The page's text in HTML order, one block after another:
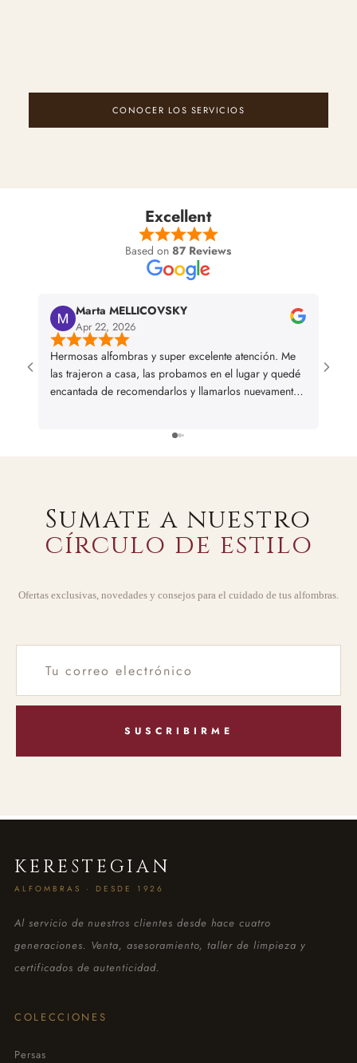
CONOCER LOS SERVICIOS
Excellent
Based on 87 Reviews
Marta MELLICOVSKY
Apr 22, 2026
Hermosas alfombras y super excelente atención. Me
las trajeron a casa, las probamos en el lugar y quedé
encantada de recomendarlos y llamarlos nuevamente
Sumate a nuestro
círculo de estilo
Ofertas exclusivas, novedades y consejos para el cuidado de tus alfombras.
SUSCRIBIRME
KERESTEGIAN
ALFOMBRAS · DESDE 1926
Al servicio de nuestros clientes desde hace cuatro
generaciones. Venta, asesoramiento, taller de limpieza y
certificados de autenticidad.
COLECCIONES
Persas